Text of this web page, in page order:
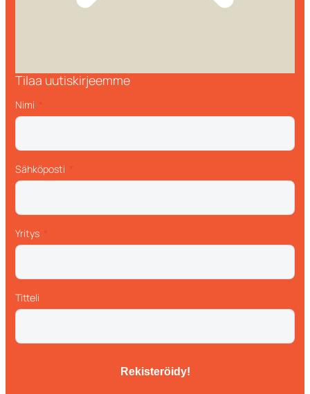
Tilaa uutiskirjeemme
Nimi
Sähköposti
Yritys
Titteli
Rekisteröidy!